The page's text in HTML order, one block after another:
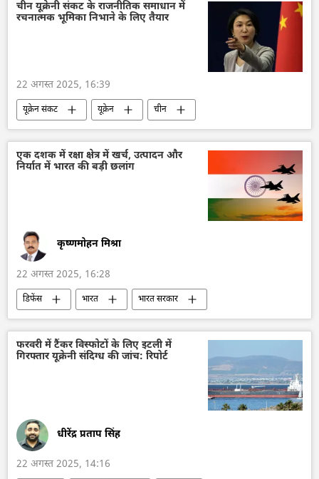
चीन
भारत-चीन रिश्ते
नरेन्द्र मोदी
सामाजिक मीडिया
रूस का विकास
आर्थिक मंच
चीन यूक्रेनी संकट के राजनीतिक समाधान में
रचनात्मक भूमिका निभाने के लिए तैयार
22 अगस्त 2025, 16:39
यूक्रेन संकट यूक्रेन
चीन
विदेश मंत्रालय
राष्ट्रीय सुरक्षा
एक दशक में रक्षा क्षेत्र में खर्च, उत्पादन और
निर्यात में भारत की बड़ी छलांग
कृष्णमोहन मिश्रा
22 अगस्त 2025, 16:28
डिफेंस भारत
भारत सरकार
रक्षा मंत्रालय (MoD)
रूस
फिलीपींस
अमेरिका
फ्रांस
फरवरी में टैंकर विस्फोटों के लिए इटली में
गिरफ्तार यूक्रेनी संदिग्ध की जांच: रिपोर्ट
धीरेंद्र प्रताप सिंह
22 अगस्त 2025, 14:16